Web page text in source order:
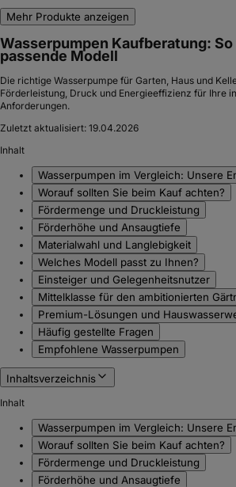
Mehr Produkte anzeigen
Wasserpumpen Kaufberatung:
passende Modell
Die richtige Wasserpumpe für Garten, Haus und
Förderleistung, Druck und Energieeffizienz für Ihre
Anforderungen.
Zuletzt aktualisiert: 19.04.2026
Inhalt
Wasserpumpen im Vergleich: Unsere
Worauf sollten Sie beim Kauf achten?
Fördermenge und Druckleistung
Förderhöhe und Ansaugtiefe
Materialwahl und Langlebigkeit
Welches Modell passt zu Ihnen?
Einsteiger und Gelegenheitsnutzer
Mittelklasse für den ambitionierten
Premium-Lösungen und
Häufig gestellte Fragen
Empfohlene Wasserpumpen
Inhaltsverzeichnis
Inhalt
Wasserpumpen im Vergleich: Unsere
Worauf sollten Sie beim Kauf achten?
Fördermenge und Druckleistung
Förderhöhe und Ansaugtiefe